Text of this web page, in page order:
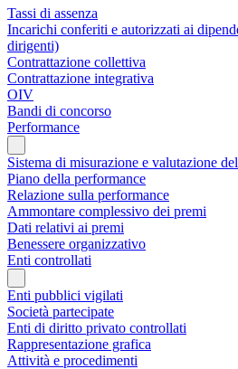
Tassi di assenza
Incarichi conferiti e autorizzati ai
dirigenti)
Contrattazione collettiva
Contrattazione integrativa
OIV
Bandi di concorso
Performance
Sistema di misurazione e valutazione
Piano della performance
Relazione sulla performance
Ammontare complessivo dei premi
Dati relativi ai premi
Benessere organizzativo
Enti controllati
Enti pubblici vigilati
Società partecipate
Enti di diritto privato controllati
Rappresentazione grafica
Attività e procedimenti